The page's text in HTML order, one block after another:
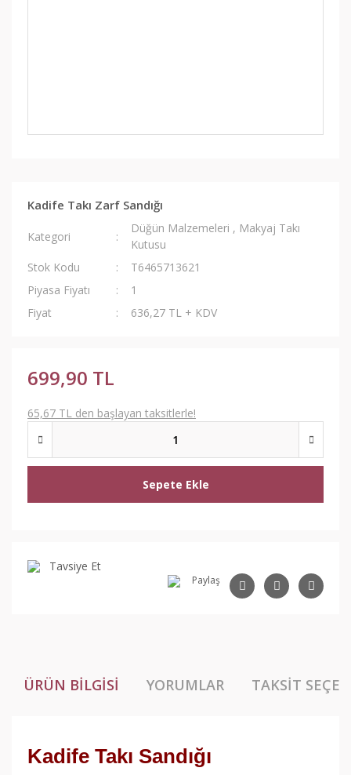
Kadife Takı Zarf Sandığı
Kategori
Düğün Malzemeleri , Makyaj Takı
Kutusu
Stok Kodu
T6465713621
Piyasa Fiyatı
1
Fiyat
636,27 TL + KDV
699,90 TL
65,67 TL den başlayan taksitlerle!
Sepete Ekle
Tavsiye Et
Paylaş
ÜRÜN BILGISI YORUMLAR TAKSIT
Kadife Takı Sandığı